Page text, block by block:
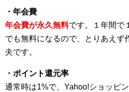
・年会費
年会費が永久無料です。１年間で
でも無料になるので、とりあえず
夫です。
・ポイント還元率
通常時は1%で、Yahoo!ショッピ